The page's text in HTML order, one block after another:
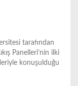
tarafından
Panelleri’nin ilki
konuşulduğu